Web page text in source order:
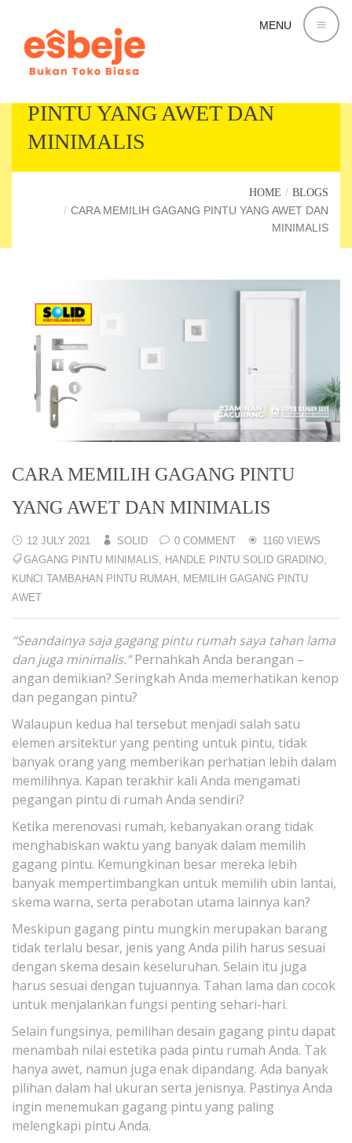
MENU
PINTU YANG AWET DAN
MINIMALIS
HOME BLOGS
CARA MEMILIH GAGANG PINTU YANG AWET DAN
MINIMALIS
CARA MEMILIH GAGANG PINTU
YANG AWET DAN MINIMALIS
12 JULY 2021 SOLID 0 COMMENT
1160 VIEWS
GAGANG PINTU MINIMALIS, HANDLE PINTU SOLID GRADINO,
KUNCI TAMBAHAN PINTU RUMAH , MEMILIH GAGANG PINTU
AWET
“Seandainya saja gagang pintu rumah saya tahan lama
dan juga minimalis.”Pernahkah Anda berangan –
angan demikian? Seringkah Anda memerhatikan kenop
dan pegangan pintu?
Walaupun kedua hal tersebut menjadi salah satu
elemen arsitektur yang penting untuk pintu, tidak
banyak orang yang memberikan perhatian lebih dalam
memilihnya. Kapan terakhir kali Anda mengamati
pegangan pintu di rumah Anda sendiri?
Ketika merenovasi rumah, kebanyakan orang tidak
menghabiskan waktu yang banyak dalam memilih
gagang pintu. Kemungkinan besar mereka lebih
banyak mempertimbangkan untuk memilih ubin lantai,
skema warna, serta perabotan utama lainnya kan?
Meskipun gagang pintu mungkin merupakan barang
tidak terlalu besar, jenis yang Anda pilih harus sesuai
dengan skema desain keseluruhan. Selain itu juga
harus sesuai dengan tujuannya. Tahan lama dan cocok
untuk menjalankan fungsi penting sehari-hari.
Selain fungsinya, pemilihan desain gagang pintu dapat
menambah nilai estetika pada pintu rumah Anda. Tak
hanya awet, namun juga enak dipandang. Ada banyak
pilihan dalam hal ukuran serta jenisnya. Pastinya Anda
ingin menemukan gagang pintu yang paling
melengkapi pintu Anda.